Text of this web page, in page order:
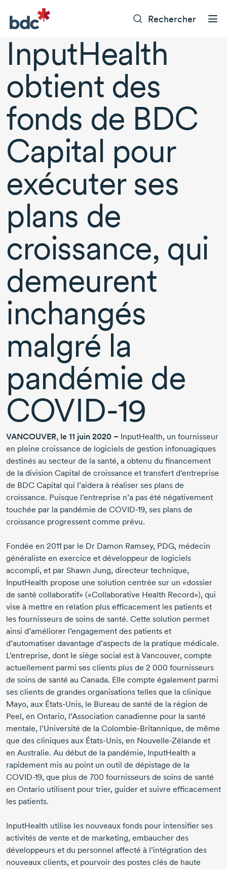
Rechercher
InputHealth
obtient des
fonds de BDC
Capital pour
exécuter ses
plans de
croissance, qui
demeurent
inchangés
malgré la
pandémie de
COVID-19
VANCOUVER, le 11 juin 2020 – InputHealth, un fournisseur
en pleine croissance de logiciels de gestion infonuagiques
destinés au secteur de la santé, a obtenu du financement
de la division Capital de croissance et transfert d’entreprise
de BDC Capital qui l’aidera à réaliser ses plans de
croissance. Puisque l’entreprise n’a pas été négativement
touchée par la pandémie de COVID-19, ses plans de
croissance progressent comme prévu.
Fondée en 2011 par le Dr Damon Ramsey, PDG, médecin
généraliste en exercice et développeur de logiciels
accompli, et par Shawn Jung, directeur technique,
InputHealth propose une solution centrée sur un «dossier
de santé collaboratif» («Collaborative Health Record»), qui
vise à mettre en relation plus efficacement les patients et
les fournisseurs de soins de santé. Cette solution permet
ainsi d’améliorer l’engagement des patients et
d’automatiser davantage d’aspects de la pratique médicale.
L’entreprise, dont le siège social est à Vancouver, compte
actuellement parmi ses clients plus de 2 000 fournisseurs
de soins de santé au Canada. Elle compte également parmi
ses clients de grandes organisations telles que la clinique
Mayo, aux États-Unis, le Bureau de santé de la région de
Peel, en Ontario, l’Association canadienne pour la santé
mentale, l’Université de la Colombie-Britannique, de même
que des cliniques aux États-Unis, en Nouvelle-Zélande et
en Australie. Au début de la pandémie, InputHealth a
rapidement mis au point un outil de dépistage de la
COVID-19, que plus de 700 fournisseurs de soins de santé
en Ontario utilisent pour trier, guider et suivre efficacement
les patients.
InputHealth utilise les nouveaux fonds pour intensifier ses
activités de vente et de marketing, embaucher des
développeurs et du personnel affecté à l’intégration des
nouveaux clients, et pourvoir des postes clés de haute